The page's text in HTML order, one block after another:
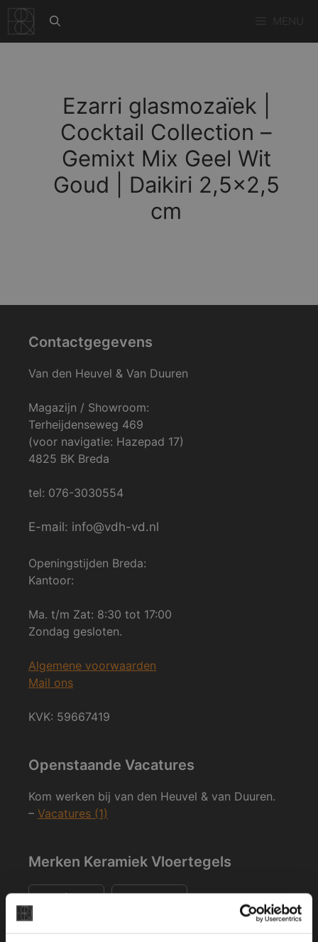
naar
de
Ezarri glasmozaïek |
Cocktail Collection –
Gemixt Mix Geel Wit
Goud | Daikiri 2,5×2,5
cm
Contactgegevens
Van den Heuvel & Van Duuren
Magazijn / Showroom:
Terheijdenseweg 469
(voor navigatie: Hazepad 17)
4825 BK Breda
tel: 076-3030554
E-mail: info@vdh-vd.nl
Openingstijden Breda:
Kantoor:
Ma. t/m Zat: 8:30 tot 17:00
Zondag gesloten.
Algemene voorwaarden
Mail ons
KVK: 59667419
Openstaande Vacatures
Kom werken bij van den Heuvel & van Duuren.
– Vacatures (1)
Merken Keramiek Vloertegels